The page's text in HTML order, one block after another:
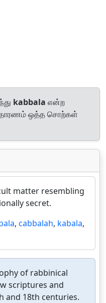
kabbala என்ற
ஒத்த சொற்கள்
matter resembling
secret.
, cabbalah, kabala,
of rabbinical
scriptures and
and 18th centuries.